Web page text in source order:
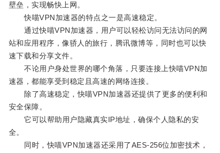
壁垒，实现畅快上网。
快喵VPN加速器的特点之一是高速稳定。
通过快喵VPN加速器，用户可以轻松访问无法访问的网
站和应用程序，像骄人的旅行，腾讯微博等，同时也可以快
速下载和分享文件。
不论用户身处世界的哪个角落，只要连接上快喵VPN加
速器，都能享受到稳定且高速的网络连接。
除了高速稳定，快喵VPN加速器还提供了更多的便利和
安全保障。
它可以帮助用户隐藏真实IP地址，确保个人隐私的安
全。
同时，快喵VPN加速器还采用了AES-256位加密技术，